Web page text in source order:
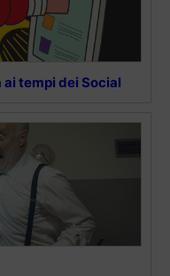
ai tempi dei Social